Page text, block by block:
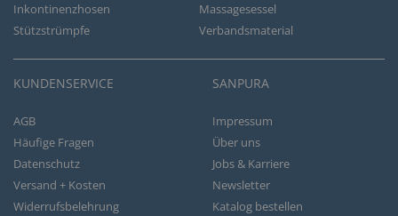
Inkontinenzhosen
Massagesessel
Stützstrümpfe
Verbandsmaterial
KUNDENSERVICE
AGB
Häufige Fragen
Datenschutz
Versand + Kosten
Widerrufsbelehrung
SANPURA
Impressum
Über uns
Jobs & Karriere
Newsletter
Katalog bestellen